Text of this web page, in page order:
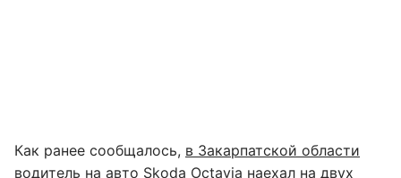
Как ранее сообщалось, в Закарпатской области
водитель на авто Skoda Octavia наехал на двух